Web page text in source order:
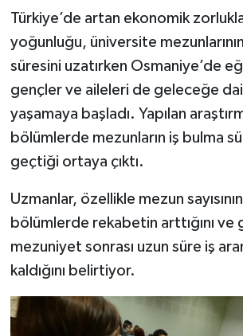
Türkiye’de artan ekonomik
yoğunluğu, üniversite
süresini uzatırken Osmaniye’de
gençler ve aileleri de geleceğe
yaşamaya başladı. Yapılan
bölümlerde mezunların iş bulma
geçtiği ortaya çıktı.
Uzmanlar, özellikle mezun
bölümlerde rekabetin arttığını ve
mezuniyet sonrası uzun süre iş
kaldığını belirtiyor.